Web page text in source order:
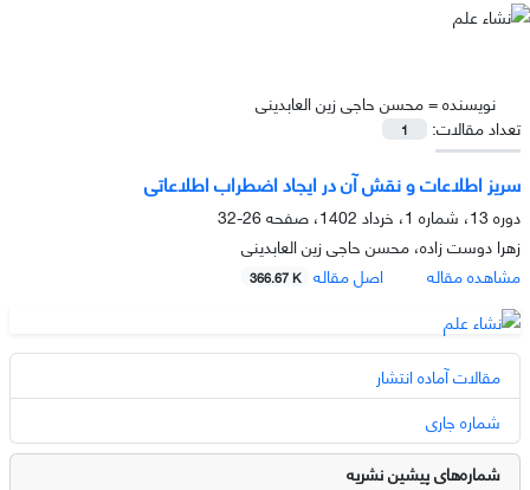
نویسنده =محسن حاجی زین العابدینی
تعداد مقالات:
1
سریز اطلاعات و نقش آن در ایجاد اضطراب اطلاعاتی
دوره 13، شماره 1، خرداد 1402، صفحه
26-32
زهرا دوست زاده، محسن حاجی زین العابدینی
مشاهده مقاله
اصل مقاله 366.67 K
مقالات آماده انتشار
شماره جاری
شماره‌های پیشین نشریه